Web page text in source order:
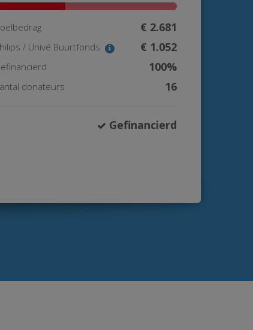
€ 2.681
/ Univé Buurtfonds € 1.052
100%
donateurs 16
Gefinancierd